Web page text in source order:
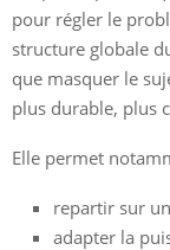
pour régler le
structure globale
que masquer le
plus durable, plus
Elle permet
repartir sur
adapter la